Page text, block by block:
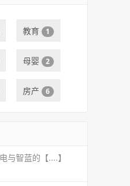
教育 1
母婴 2
房产 6
与智蓝的【....】